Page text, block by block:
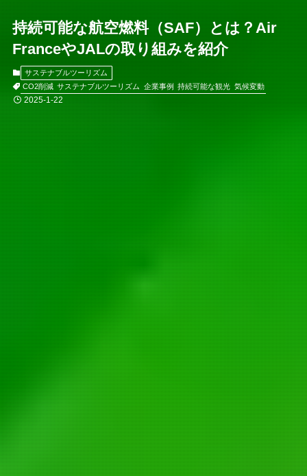
持続可能な航空燃料（SAF）とは？Air
FranceやJALの取り組みを紹介
サステナブルツーリズム
CO2削減 サステナブルツーリズム 企業事例 持続可能な観光 気候変動
2025-1-22